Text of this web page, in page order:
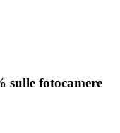
sulle fotocamere